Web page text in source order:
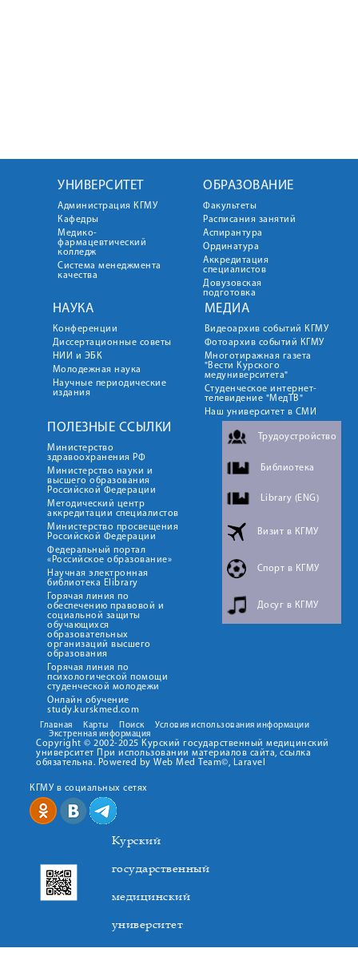
УНИВЕРСИТЕТ
Администрация КГМУ
Кафедры
Медико-
фармацевтический
колледж
Система менеджмента
качества
ОБРАЗОВАНИЕ
Факультеты
Расписания занятий
Аспирантура
Ординатура
Аккредитация
специалистов
Довузовская
подготовка
НАУКА
Конференции
Диссертационные советы
НИИ и ЭБК
Молодежная наука
Научные периодические
издания
МЕДИА
Видеоархив событий КГМУ
Фотоархив событий КГМУ
Многотиражная газета
"Вести Курского
медуниверситета"
Студенческое интернет-
телевидение "МедТВ"
Наш университет в СМИ
ПОЛЕЗНЫЕ ССЫЛКИ
Министерство
здравоохранения РФ
Министерство науки и
высшего образования
Российской Федерации
Методический центр
аккредитации специалистов
Министерство просвещения
Российской Федерации
Федеральный портал
«Российское образование»
Научная электронная
библиотека Elibrary
Горячая линия по
обеспечению правовой и
социальной защиты
обучающихся
образовательных
организаций высшего
образования
Горячая линия по
психологической помощи
студенческой молодежи
Онлайн обучение
study.kurskmed.com
Трудоустройство
Библиотека
Library (ENG)
Визит в КГМУ
Спорт в КГМУ
Досуг в КГМУ
Главная Карты Поиск
Условия использования информации
Экстренная информация
Copyright © 2002-2025 Курский государственный медицинский
университет При использовании материалов сайта, ссылка
обязательна. Powered by Web Med Team©, Laravel
КГМУ в социальных сетях
Курский
государственный
медицинский
университет